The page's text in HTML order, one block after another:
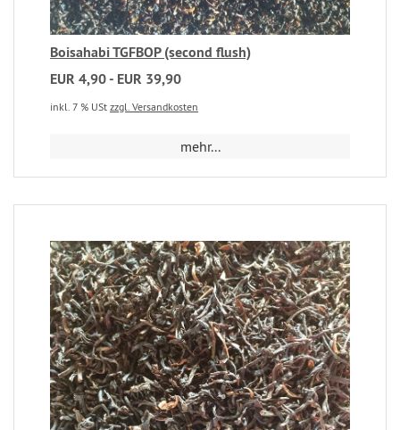
Boisahabi TGFBOP (second flush)
EUR 4,90 - EUR 39,90
inkl. 7 % USt zzgl. Versandkosten
mehr...